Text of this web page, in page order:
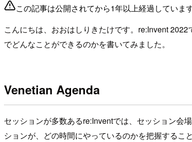
この記事は公開されてから1年以上経過していま
こんにちは、おおはしりきたけです。re:Invent
でどんなことができるのかを書いてみました。
Venetian Agenda
セッションが多数あるre:Inventでは、セッション会
ションが、どの時間にやっているのかを把握する